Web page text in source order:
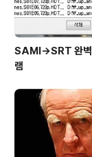
SAMI→SRT 완벽
램